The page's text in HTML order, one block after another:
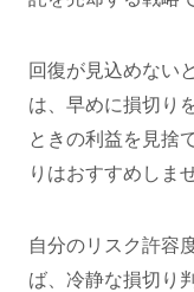
回復が見込めない
は、早めに損切り
ときの利益を見捨
りはおすすめしま
自分のリスク許容
ば、冷静な損切り